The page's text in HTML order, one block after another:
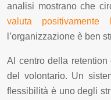
analisi mostrano che
valuta positivamente
l’organizzazione è ben
Al centro della retention
del volontario. Un
flessibilità è uno degli